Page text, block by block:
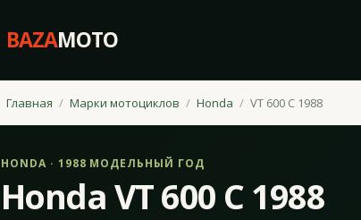
BAZAMOTO
Главная Марки мотоциклов Honda VT 600 C 1988
HONDA · 1988 МОДЕЛЬНЫЙ ГОД
Honda VT 600 C 1988